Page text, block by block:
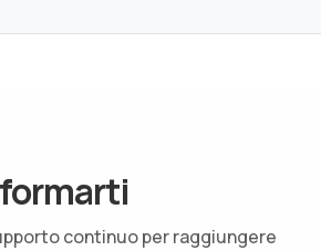
continuo per raggiungere